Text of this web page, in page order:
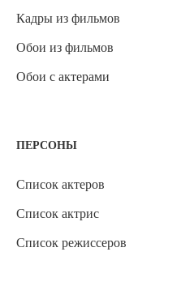
Кадры из фильмов
Обои из фильмов
Обои с актерами
ПЕРСОНЫ
Список актеров
Список актрис
Список режиссеров